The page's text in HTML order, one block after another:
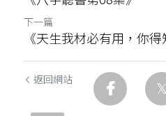
下一篇
《天生我材必有用，你得
返回網站